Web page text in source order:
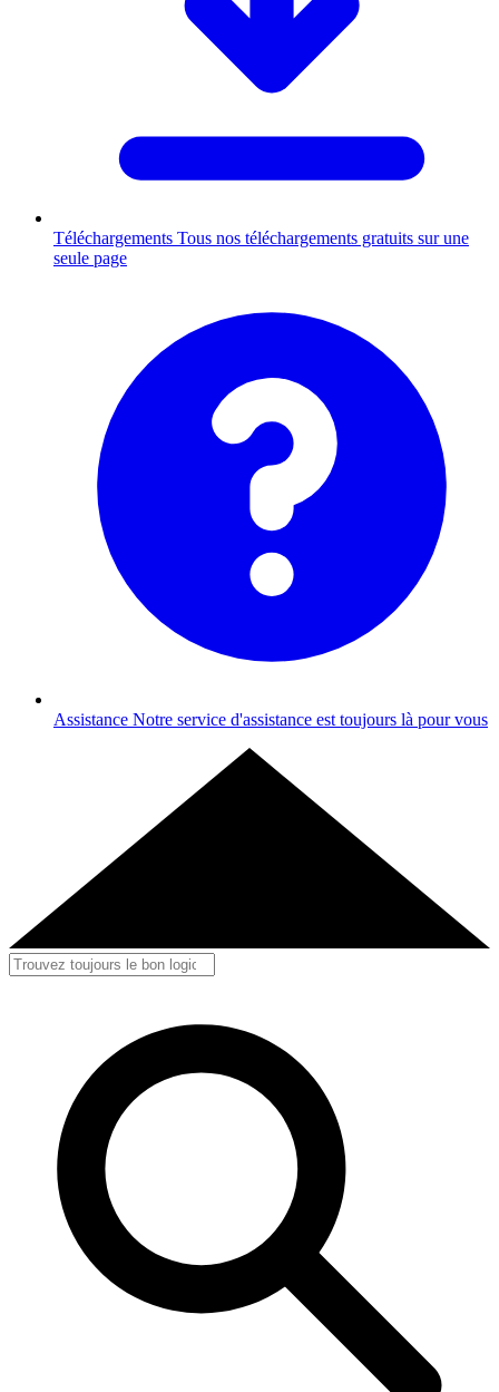
Téléchargements Tous nos téléchargements gratuits sur une
seule page
Assistance Notre service d'assistance est toujours là pour vous